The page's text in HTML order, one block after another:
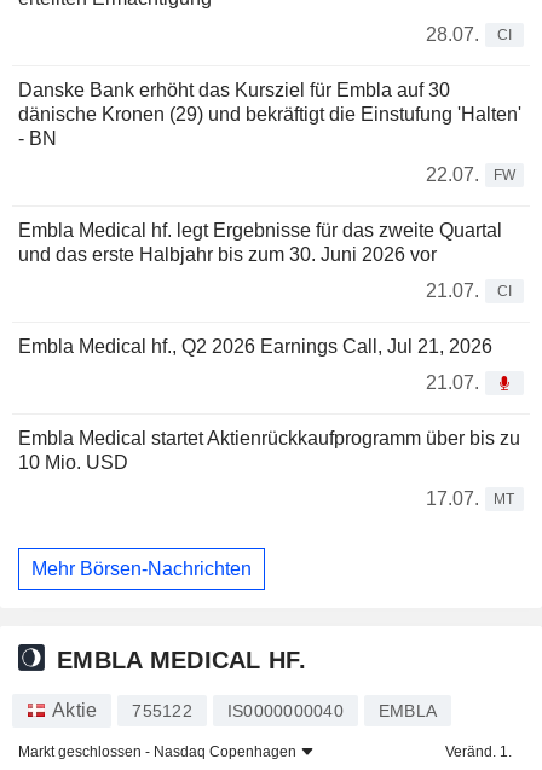
28.07.
CI
Danske Bank erhöht das Kursziel für Embla auf 30
dänische Kronen (29) und bekräftigt die Einstufung 'Halten'
- BN
22.07.
FW
Embla Medical hf. legt Ergebnisse für das zweite Quartal
und das erste Halbjahr bis zum 30. Juni 2026 vor
21.07.
CI
Embla Medical hf., Q2 2026 Earnings Call, Jul 21, 2026
21.07.
Embla Medical startet Aktienrückkaufprogramm über bis zu
10 Mio. USD
17.07.
MT
Mehr Börsen-Nachrichten
EMBLA MEDICAL HF.
Aktie 755122 IS0000000040 EMBLA
Markt geschlossen - Nasdaq Copenhagen
Veränd. 1.